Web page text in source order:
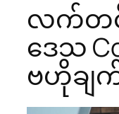
လက်တ
ဒေသ
ဗဟိုချ